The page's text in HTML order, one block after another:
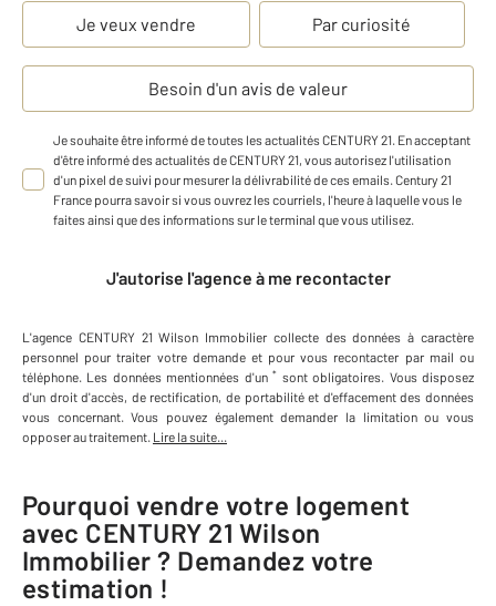
Je veux vendre
Par curiosité
Besoin d'un avis de valeur
Je souhaite être informé de toutes les actualités CENTURY 21. En acceptant
d'être informé des actualités de CENTURY 21, vous autorisez l'utilisation
d'un pixel de suivi pour mesurer la délivrabilité de ces emails. Century 21
France pourra savoir si vous ouvrez les courriels, l'heure à laquelle vous le
faites ainsi que des informations sur le terminal que vous utilisez.
J'autorise l'agence à me recontacter
L'agence CENTURY 21 Wilson Immobilier collecte des données à caractère
personnel pour traiter votre demande et pour vous recontacter par mail ou
téléphone. Les données mentionnées d'un * sont obligatoires. Vous disposez
d'un droit d'accès, de rectification, de portabilité et d'effacement des données
vous concernant. Vous pouvez également demander la limitation ou vous
opposer au traitement. Lire la suite...
Pourquoi vendre votre logement
avec CENTURY 21 Wilson
Immobilier ? Demandez votre
estimation !